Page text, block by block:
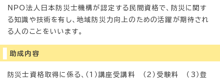
NPO法人日本防災士機構が認定する民間資格で、防災に関す
る知識や技術を有し、地域防災力向上のための活躍が期待され
る人のことをいいます。
助成内容
防災士資格取得に係る、（1）講座受講料 （2）受験料 （3）登